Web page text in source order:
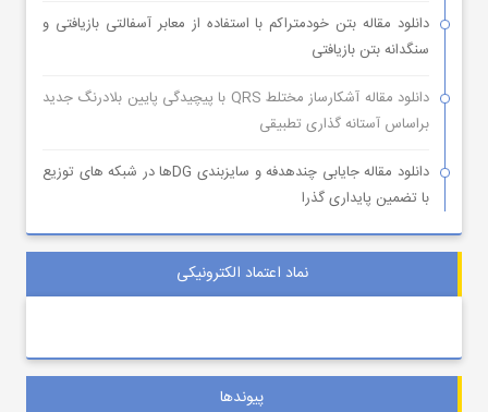
دانلود مقاله بتن خودمتراکم با استفاده از معابر آسفالتی بازیافتی و
سنگدانه بتن بازیافتی
دانلود مقاله آشکارساز مختلط QRS با پیچیدگی پایین بلادرنگ جدید
براساس آستانه گذاری تطبیقی
دانلود مقاله جایابی چندهدفه و سایزبندی DGها در شبکه های توزیع
با تضمین پایداری گذرا
نماد اعتماد الکترونیکی
پیوندها